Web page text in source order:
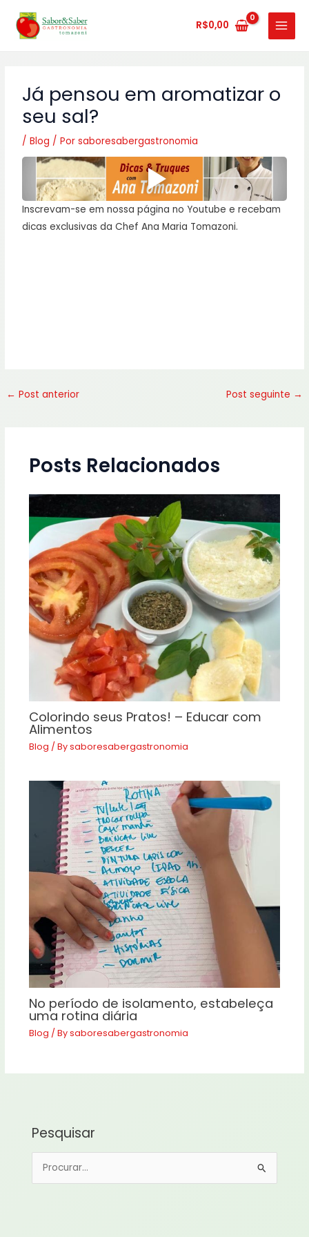
para
R$0,00
MAIN
MENU
Já pensou em aromatizar o
seu sal?
/Blog / Porsaboresabergastronomia
Inscrevam-se em nossa página no Youtube e recebam
dicas exclusivas da Chef Ana Maria Tomazoni.
← Post anterior Post seguinte →
Posts Relacionados
Colorindo seus Pratos! – Educar com
Alimentos
Blog / Bysaboresabergastronomia
No período de isolamento, estabeleça
uma rotina diária
Blog / Bysaboresabergastronomia
Pesquisar